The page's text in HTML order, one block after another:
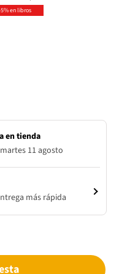
en libros
en tienda
11 agosto
más rápida